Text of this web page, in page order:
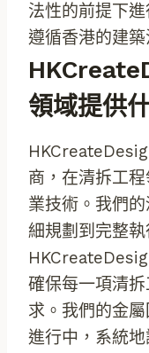
法性的前提下
遵循香港的建
領域提供
商，在清拆工
業技術。我們
細規劃到完整執
確保每一項清
求。我們的金
進行中，系統